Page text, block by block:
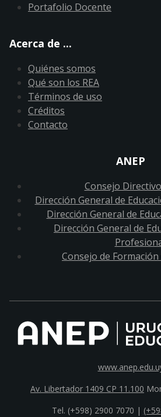
Portafolio Docente
Acerca de ...
Quiénes somos
Qué son los REA
Términos de uso
Créditos
Contacto
ANEP
Consejo
Dirección General de
Dirección General de
Dirección General de
Consejo de Formación
Av. Libertador 1409 CP 11.100
Tel. (+598) 2900 7070 |